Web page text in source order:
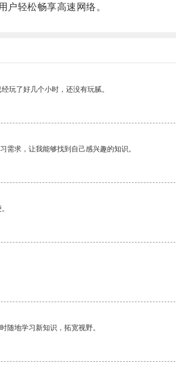
轻松畅享高速网络。
玩了好几个小时，还没有玩腻。
需求，让我能够找到自己感兴趣的知识。
随地学习新知识，拓宽视野。